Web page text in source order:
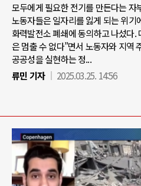
모두에게 필요한 전기를 만든다는 자
노동자들은 일자리를 잃게 되는 위기
화력발전소 폐쇄에 동의하고 나섰다.
은 멈출 수 없다”면서 노동자와 지역
공공성을 실현하는 정...
류민 기자
2025.03.25. 14:56